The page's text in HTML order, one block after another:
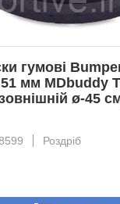
гумові
мм MDbuddy
ø-45
Роздріб